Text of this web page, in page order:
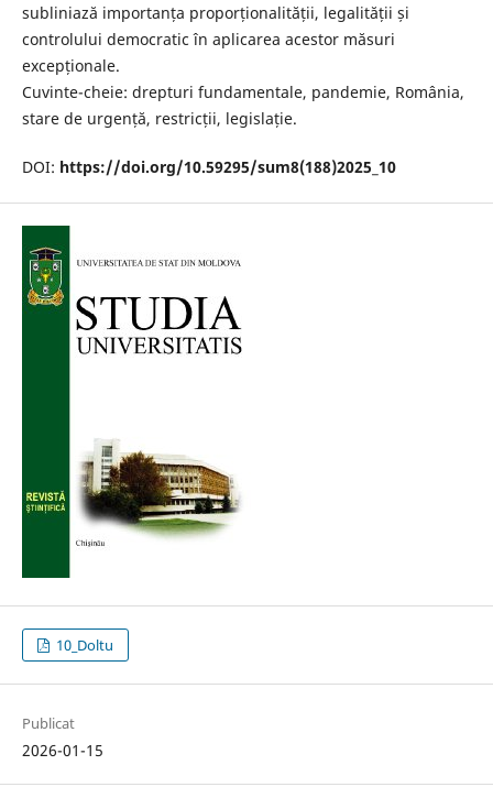
subliniază importanța proporționalității, legalității și
controlului democratic în aplicarea acestor măsuri
excepționale.
Cuvinte-cheie: drepturi fundamentale, pandemie, România,
stare de urgență, restricții, legislație.
DOI: https://doi.org/10.59295/sum8(188)2025_10
10_Doltu
Publicat
2026-01-15